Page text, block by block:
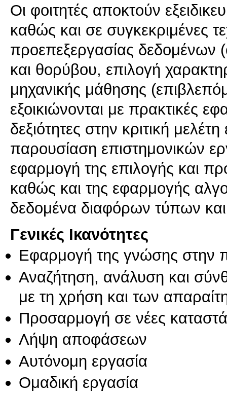
Οι φοιτητές αποκτούν
καθώς και σε συγκεκριμένες
προεπεξεργασίας δεδομένων
και θορύβου, επιλογή
μηχανικής μάθησης
εξοικιώνονται με πρακτικές
δεξιότητες στην κριτική
παρουσίαση επιστημονικών
εφαρμογή της επιλογής και
καθώς και της εφαρμογής
δεδομένα διαφόρων τύπων
Γενικές Ικανότητες
Εφαρμογή της γνώσης στην
Αναζήτηση, ανάλυση και
με τη χρήση και των
Προσαρμογή σε νέες
Λήψη αποφάσεων
Αυτόνομη εργασία
Ομαδική εργασία